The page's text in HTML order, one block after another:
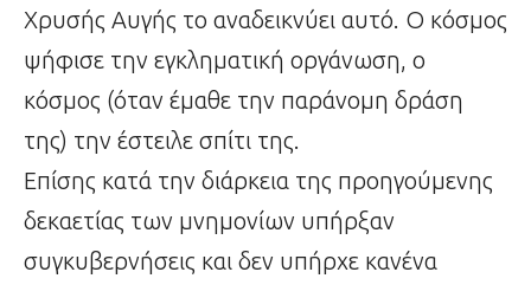
Χρυσής Αυγής το αναδεικνύει αυτό. Ο κόσμος
ψήφισε την εγκληματική οργάνωση, ο
κόσμος (όταν έμαθε την παράνομη δράση
της) την έστειλε σπίτι της.
Επίσης κατά την διάρκεια της προηγούμενης
δεκαετίας των μνημονίων υπήρξαν
συγκυβερνήσεις και δεν υπήρχε κανένα